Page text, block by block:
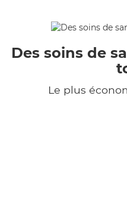
Des soins de
Le plus